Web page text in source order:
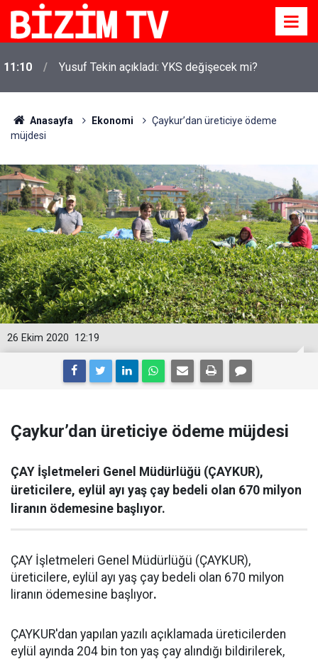
11:10 Yusuf Tekin açıkladı: YKS değişecek mi?
Anasayfa Ekonomi
Çaykur’dan üreticiye ödeme
müjdesi
12:19
26 Ekim 2020
Çaykur’dan üreticiye ödeme müjdesi
ÇAY İşletmeleri Genel Müdürlüğü (ÇAYKUR),
üreticilere, eylül ayı yaş çay bedeli olan 670 milyon
liranın ödemesine başlıyor.
ÇAY İşletmeleri Genel Müdürlüğü (ÇAYKUR),
üreticilere, eylül ayı yaş çay bedeli olan 670 milyon
liranın ödemesine başlıyor.
ÇAYKUR'dan yapılan yazılı açıklamada üreticilerden
eylül ayında 204 bin ton yaş çay alındığı bildirilerek,